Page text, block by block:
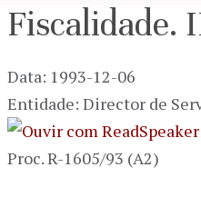
Fiscalidade.
Data: 1993-12-06
Entidade: Director de
Proc. R-1605/93 (A2)